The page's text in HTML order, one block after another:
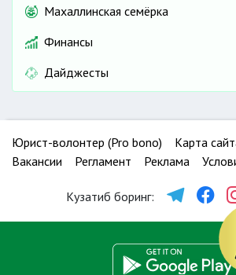
Махаллинская семёрка
Финансы
Дайджесты
Юрист-волонтер (Pro bono) Карта
Вакансии
Регламент Реклама
Кузатиб боринг: